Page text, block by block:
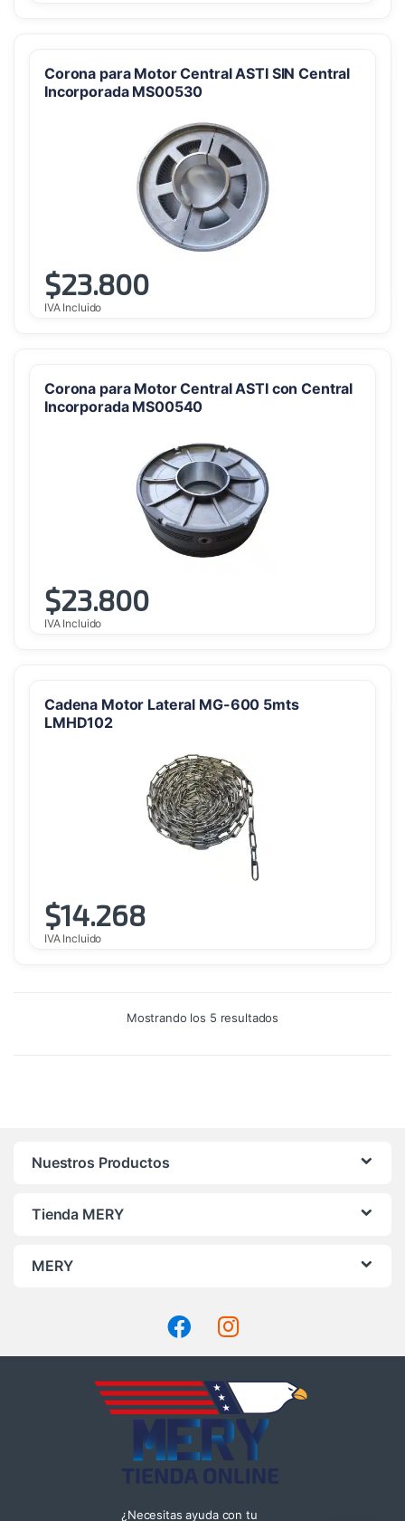
Corona para Motor Central ASTI SIN Central
Incorporada MS00530
$23.800
IVA Incluido
Corona para Motor Central ASTI con Central
Incorporada MS00540
$23.800
IVA Incluido
Cadena Motor Lateral MG-600 5mts
LMHD102
$14.268
IVA Incluido
Mostrando los 5 resultados
Nuestros Productos
Tienda MERY
MERY
¿Necesitas ayuda con tu